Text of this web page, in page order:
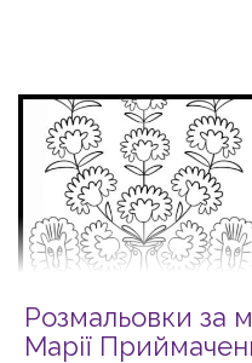
Розмальовки за
Марії